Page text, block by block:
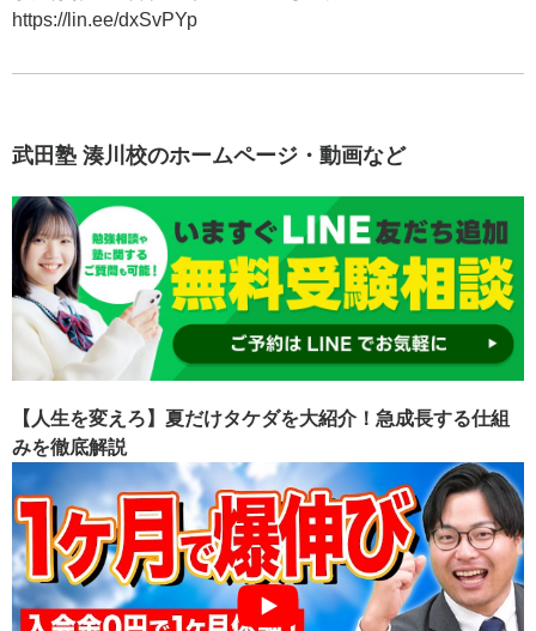
https://lin.ee/dxSvPYp
武田塾 湊川校のホームページ・動画など
【人生を変えろ】夏だけタケダを大紹介！急成長する仕組
みを徹底解説